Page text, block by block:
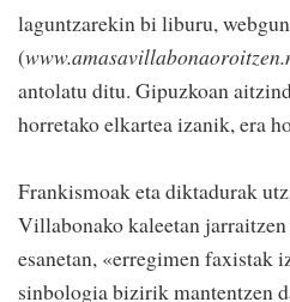
laguntzarekin bi liburu,
(
antolatu ditu. Gipuzkoan
horretako elkartea izanik, era
Frankismoak eta diktadurak
Villabonako kaleetan
esanetan, «erregimen faxistak
sinbologia bizirik mantentzen